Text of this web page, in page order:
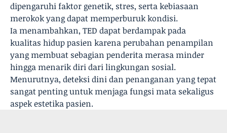
dipengaruhi faktor genetik, stres, serta kebiasaan
merokok yang dapat memperburuk kondisi.
Ia menambahkan, TED dapat berdampak pada
kualitas hidup pasien karena perubahan penampilan
yang membuat sebagian penderita merasa minder
hingga menarik diri dari lingkungan sosial.
Menurutnya, deteksi dini dan penanganan yang tepat
sangat penting untuk menjaga fungsi mata sekaligus
aspek estetika pasien.